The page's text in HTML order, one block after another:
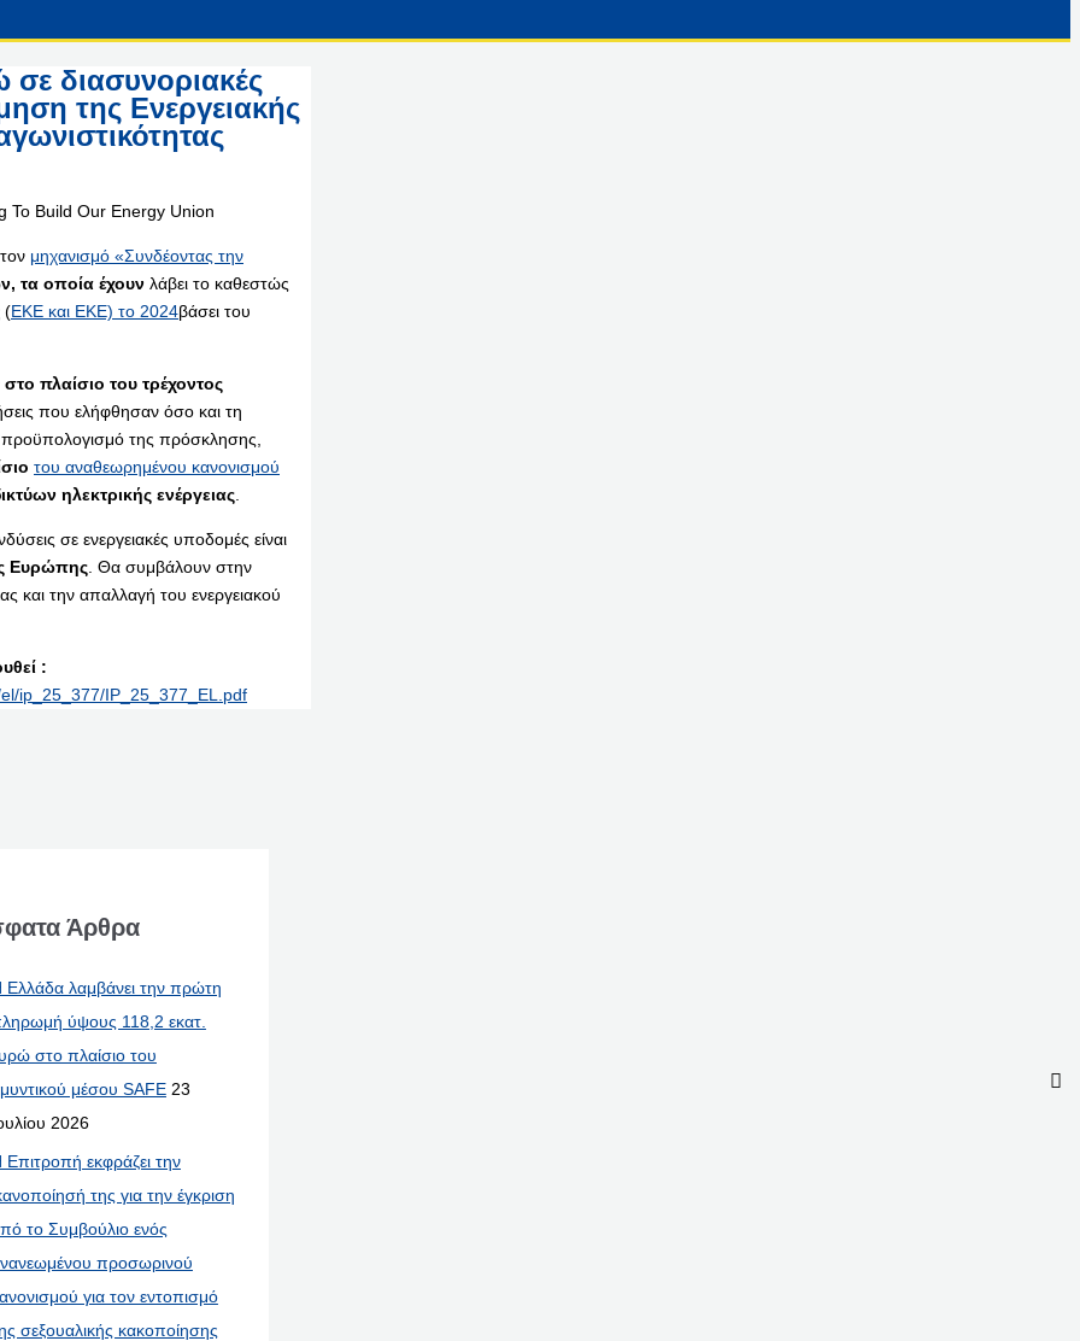
διασυνοριακές
της Ενεργειακής
μηχανισμό «Συνδέοντας την
τα οποία έχουν λάβει το καθεστώς
(ΕΚΕ και ΕΚΕ) το 2024βάσει του
πλαίσιο του τρέχοντος
που ελήφθησαν όσο και τη
προϋπολογισμό της πρόσκλησης,
του αναθεωρημένου κανονισμού
ηλεκτρικής ενέργειας
σε ενεργειακές υποδομές είναι
Ευρώπης . Θα συμβάλουν στην
και την απαλλαγή του ενεργειακού
:
ip_25_377/IP_25_377_EL.pdf
Άρθρα
Ελλάδα λαμβάνει την πρώτη
ύψους 118,2 εκατ.
στο πλαίσιο του
μέσου SAFE 23
2026
Επιτροπή εκφράζει την
της για την έγκριση
το Συμβούλιο ενός
προσωρινού
για τον εντοπισμό
σεξουαλικής κακοποίησης